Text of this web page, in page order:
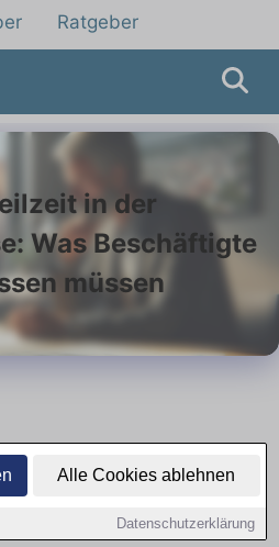
Alle Cookies ablehnen
Datenschutzerklärung
Ratgeber
in der
Was Beschäftigte
müssen
Übergang in
nicht ohne Risiken